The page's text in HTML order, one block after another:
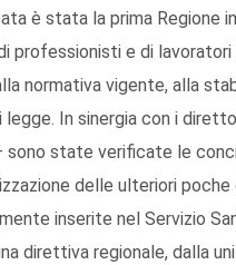
è stata la prima Regione
professionisti e di
normativa vigente, alla
In sinergia con i
sono state verificate le
delle ulteriori
inserite nel Servizio
direttiva regionale, dalla